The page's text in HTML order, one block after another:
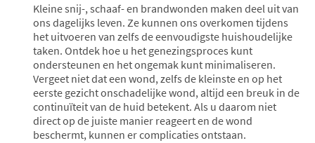
Kleine snij-, schaaf- en brandwonden maken deel uit van
ons dagelijks leven. Ze kunnen ons overkomen tijdens
het uitvoeren van zelfs de eenvoudigste huishoudelijke
taken. Ontdek hoe u het genezingsproces kunt
ondersteunen en het ongemak kunt minimaliseren.
Vergeet niet dat een wond, zelfs de kleinste en op het
eerste gezicht onschadelijke wond, altijd een breuk in de
continuïteit van de huid betekent. Als u daarom niet
direct op de juiste manier reageert en de wond
beschermt, kunnen er complicaties ontstaan.